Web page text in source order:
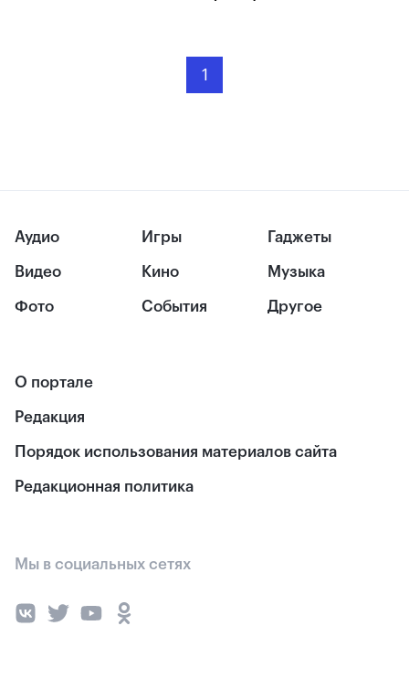
1
Аудио
Видео
Фото
Игры
Кино
События
Гаджеты
Музыка
Другое
О портале
Редакция
Порядок использования материалов сайта
Редакционная политика
Мы в социальных сетях